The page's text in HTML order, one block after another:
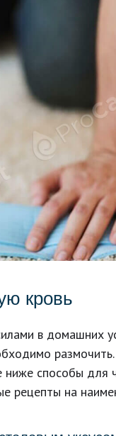
кровь
в домашних
ниже способы для
рецепты на